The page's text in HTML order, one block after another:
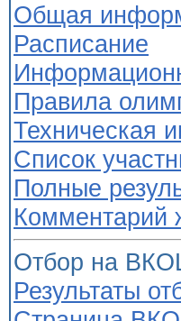
Общая
Расписание
Правила
Техническая
Список
Полные
Комментарий
Отбор на
Результаты